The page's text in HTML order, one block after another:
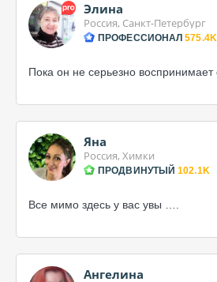
Элина
Россия, Санкт-Петербург
ПРОФЕССИОНАЛ 575.4K
Пока он не серьезно воспринимает
Яна
Россия, Химки
ПРОДВИНУТЫЙ 102.1K
Все мимо здесь у вас увы ….
Ангелина